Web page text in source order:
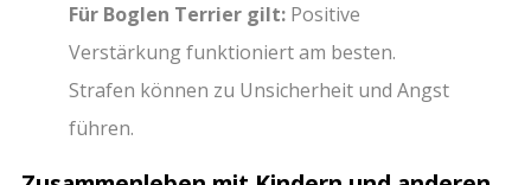
Für Boglen Terrier gilt: Positive
Verstärkung funktioniert am besten.
Strafen können zu Unsicherheit und Angst
führen.